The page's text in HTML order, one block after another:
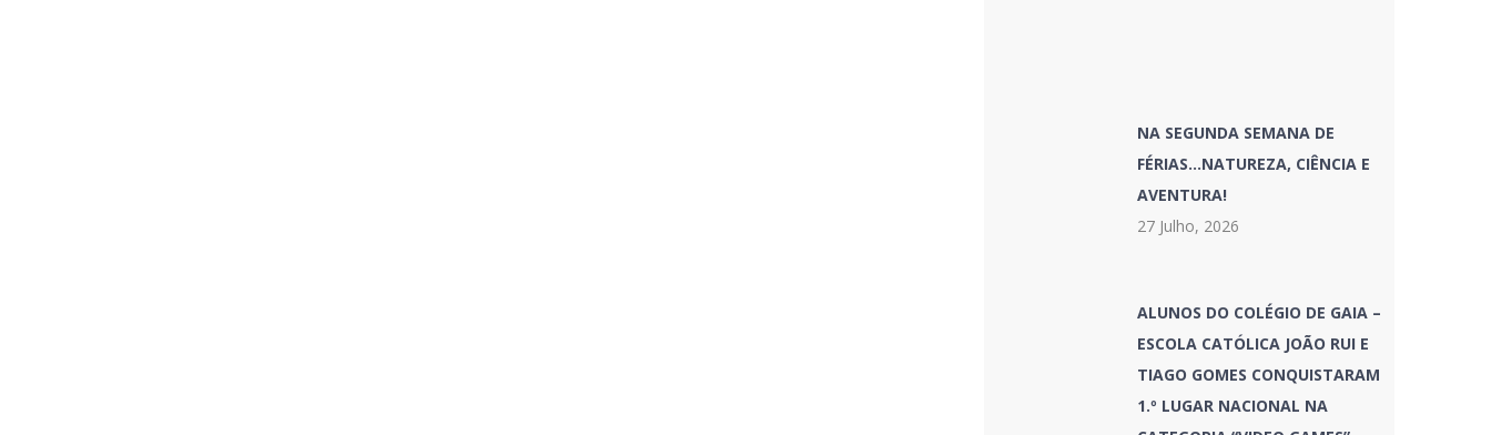
NA SEGUNDA SEMANA DE
FÉRIAS…NATUREZA, CIÊNCIA E
AVENTURA!
27 Julho, 2026
ALUNOS DO COLÉGIO DE GAIA –
ESCOLA CATÓLICA JOÃO RUI E
TIAGO GOMES CONQUISTARAM
1.º LUGAR NACIONAL NA